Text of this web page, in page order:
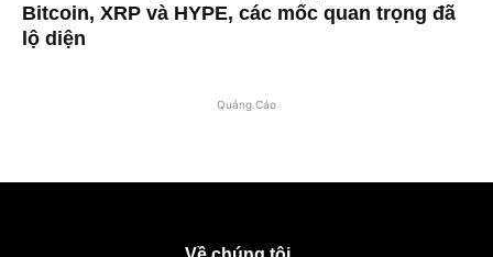
Bitcoin, XRP và HYPE, các mốc quan trọng đã
lộ diện
Quảng Cáo